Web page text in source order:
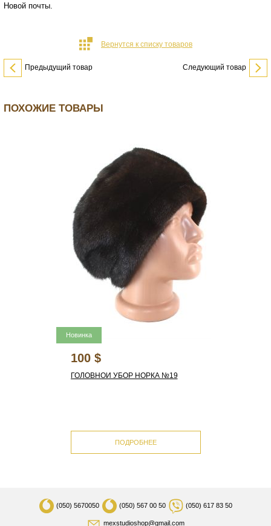
Новой почты.
Вернутся к списку товаров
Предыдущий товар Следующий товар
ПОХОЖИЕ ТОВАРЫ
Новинка
100 $
ГОЛОВНОЙ УБОР НОРКА №19
ПОДРОБНЕЕ
(050) 5670050 (050) 567 00 50 (050) 617 83 50
mexstudioshop@gmail.com